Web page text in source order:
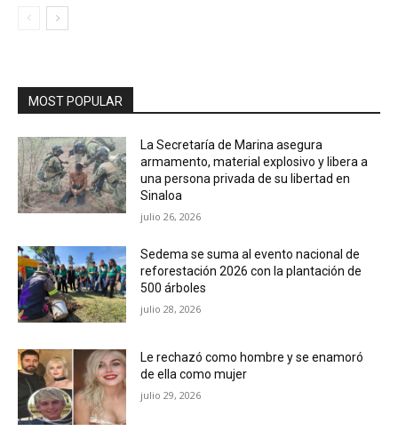
MOST POPULAR
La Secretaría de Marina asegura
armamento, material explosivo y libera a
una persona privada de su libertad en
Sinaloa
julio 26, 2026
Sedema se suma al evento nacional de
reforestación 2026 con la plantación de
500 árboles
julio 28, 2026
Le rechazó como hombre y se enamoró
de ella como mujer
julio 29, 2026